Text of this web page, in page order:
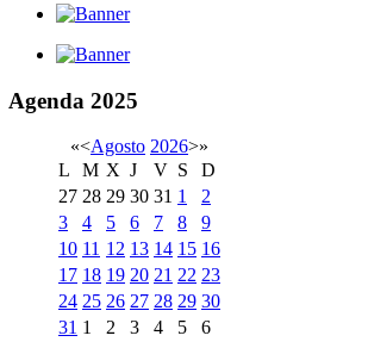
Agenda 2025
«<Agosto 2026>»
L
M X J V S
D
27 28 29 30 31 1
2
3
4 5 6 7 8
9
10 11 12 13 14 15 16
17 18 19 20 21 22 23
24 25 26 27 28 29 30
31 1 2 3 4 5 6